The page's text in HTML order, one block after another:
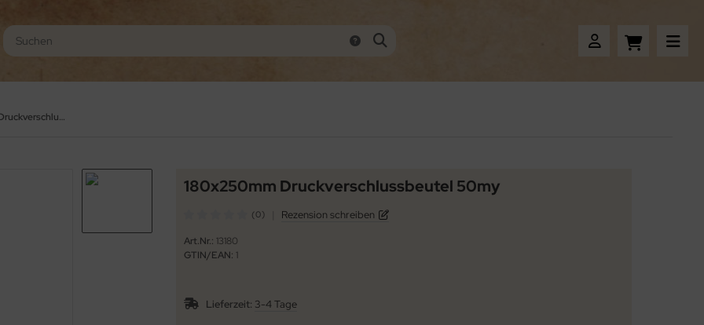
180x250mm Druckverschlussbeutel 50my
180x250mm Druckverschlussbeutel 50my
(0) Rezension schreiben
Art.Nr.: 13180
GTIN/EAN: 1
Lieferzeit: 3-4 Tage